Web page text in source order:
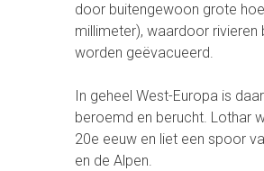
door buitengewoon grote
millimeter), waardoor rivieren
worden geëvacueerd.
In geheel West-Europa is
beroemd en berucht. Lothar
20e eeuw en liet een spoor
en de Alpen.